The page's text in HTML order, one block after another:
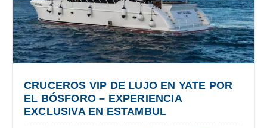
CRUCEROS VIP DE LUJO EN YATE POR
EL BÓSFORO – EXPERIENCIA
EXCLUSIVA EN ESTAMBUL